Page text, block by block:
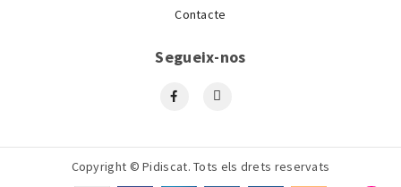
Contacte
Segueix-nos
Copyright © Pidiscat. Tots els drets reservats